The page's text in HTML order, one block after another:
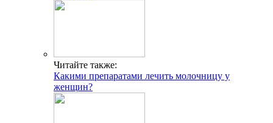
Читайте также:
Какими препаратами лечить молочницу у
женщин?